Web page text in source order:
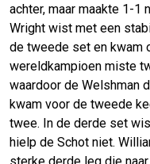
achter, maar maakte 1-1
Wright wist met een
de tweede set en kwam
wereldkampioen miste
waardoor de Welshman
kwam voor de tweede
twee. In de derde set
hielp de Schot niet.